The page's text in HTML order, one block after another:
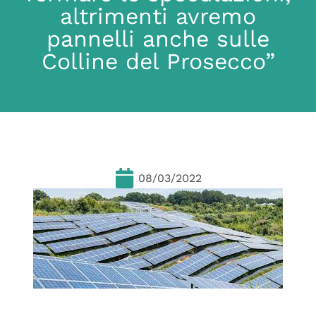
altrimenti avremo
pannelli anche sulle
Colline del Prosecco”
08/03/2022